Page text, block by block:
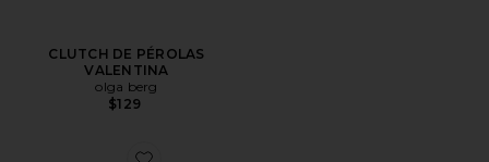
CLUTCH DE PÉROLAS
VALENTINA
olga berg
$129